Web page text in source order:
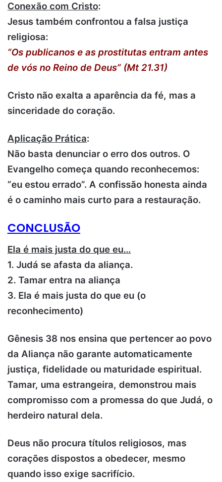
Conexão com Cristo:
Jesus também confrontou a falsa justiça
religiosa:
“Os publicanos e as prostitutas entram antes
de vós no Reino de Deus” (Mt 21.31)
Cristo não exalta a aparência da fé, mas a
sinceridade do coração.
Aplicação Prática:
Não basta denunciar o erro dos outros. O
Evangelho começa quando reconhecemos:
“eu estou errado”. A confissão honesta ainda
é o caminho mais curto para a restauração.
CONCLUSÃO
Ela é mais justa do que eu…
1. Judá se afasta da aliança.
2. Tamar entra na aliança
3. Ela é mais justa do que eu (o
reconhecimento)
Gênesis 38 nos ensina que pertencer ao povo
da Aliança não garante automaticamente
justiça, fidelidade ou maturidade espiritual.
Tamar, uma estrangeira, demonstrou mais
compromisso com a promessa do que Judá, o
herdeiro natural dela.
Deus não procura títulos religiosos, mas
corações dispostos a obedecer, mesmo
quando isso exige sacrifício.